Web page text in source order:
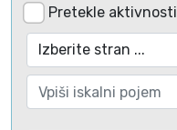
Pretekle aktivnosti